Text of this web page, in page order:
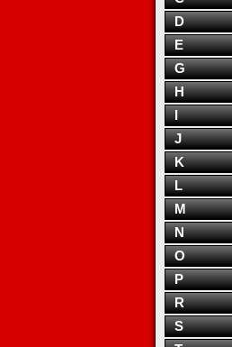
D
E
G
H
I
J
K
L
M
N
O
P
R
S